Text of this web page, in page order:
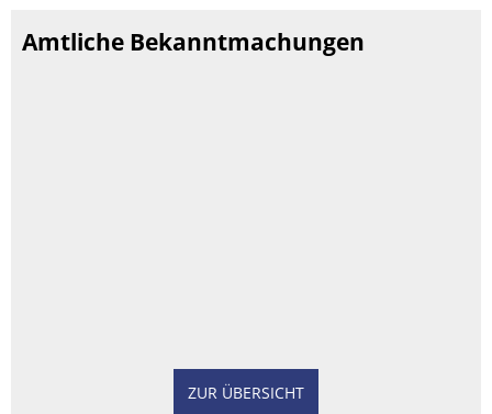
Amtliche Bekanntmachungen
ZUR ÜBERSICHT